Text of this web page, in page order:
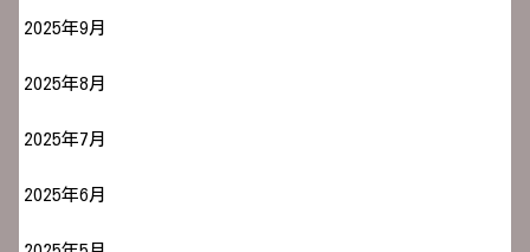
2025年9月
2025年8月
2025年7月
2025年6月